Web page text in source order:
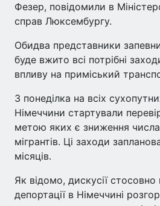
Фезер, повідомили в
справ Люксембургу.
Обидва представники
буде вжито всі потрібні
впливу на приміський
З понеділка на всіх
Німеччини стартували
метою яких є зниження числа
мігрантів. Ці заходи
місяців.
Як відомо, дискусії
депортації в Німеччині